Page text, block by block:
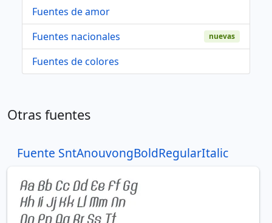
Fuentes de amor
Fuentes nacionales
nuevas
Fuentes de colores
Otras fuentes
Fuente SntAnouvongBoldRegularItalic